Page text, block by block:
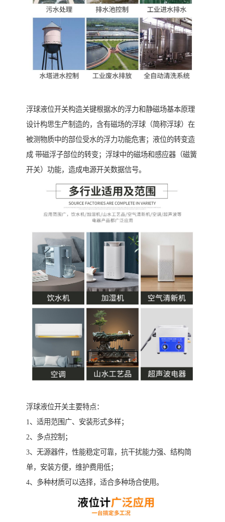
浮球液位开关构造关键根据水的浮力和静磁场基本原理
设计构思生产制造的，含有磁场的浮球（简称浮球）在
被测物质中的部位受水的浮力功能危害；液位的转变造
成 带磁浮子部位的转变；浮球中的磁场和感应器（磁簧
开关）功能，造成电源开关数据信号。
浮球液位开关主要特点：
1、适用范围广、安装形式多样；
2、多点控制；
3、无源器件，性能稳定可靠，抗干扰能力强、结构简
单，安装方便，维护费用低；
4、多种材质可以选择，适合多种场合使用。